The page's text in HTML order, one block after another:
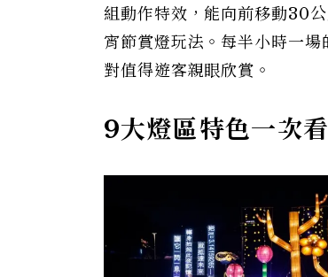
組動作特效，能向前移動30
宵節賞燈玩法。每半小時一
對值得遊客親眼欣賞。
9大燈區特色一次看